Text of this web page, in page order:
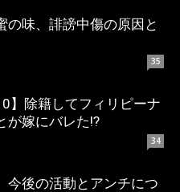
の味、誹謗中傷の原因と
35
】除籍してフィリピーナ
が嫁にバレた!?
34
今後の活動とアンチにつ